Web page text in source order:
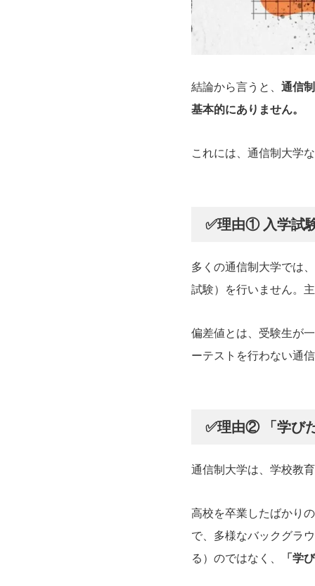
結論から言うと、 通信
基本的にありません。
これには、通信制大学
✅理由① 入学試
多くの通信制大学では
試験）を行いません。
偏差値とは、受験生が
ーテストを行わない通
✅理由② 「学び
通信制大学は、学校教
高校を卒業したばかり
で、多様なバックグラ
る）のではなく、
「学